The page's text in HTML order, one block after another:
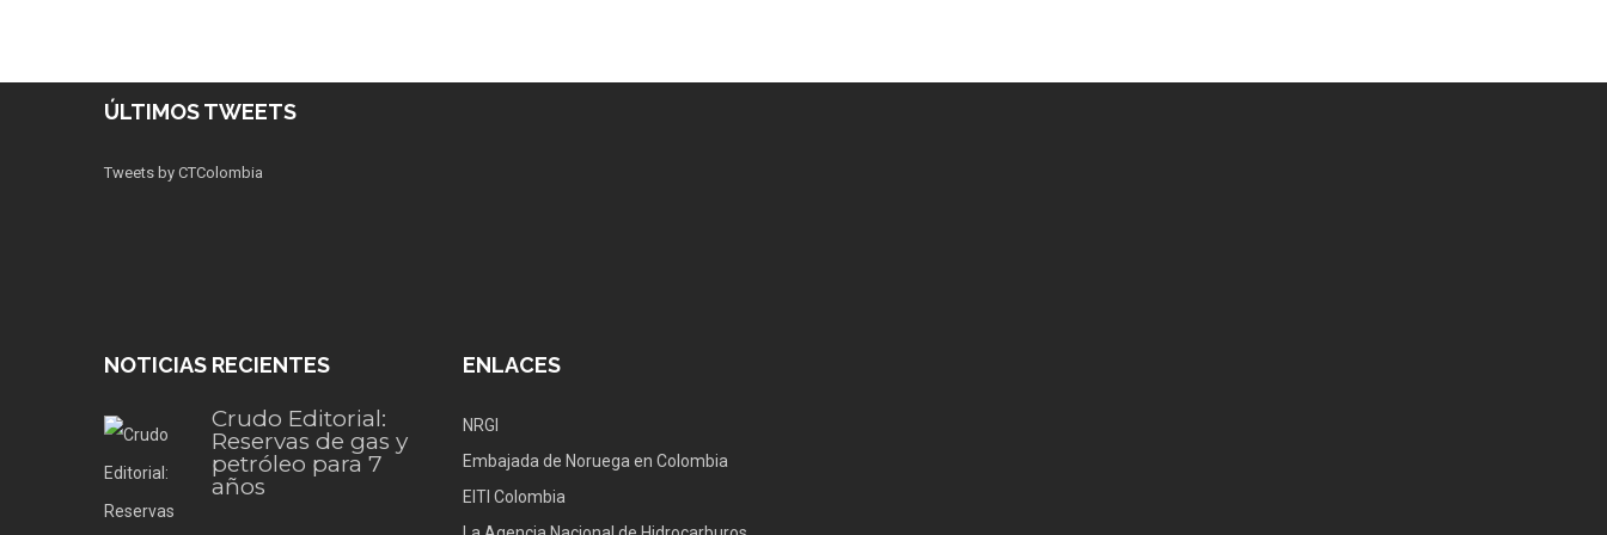
ÚLTIMOS TWEETS
Tweets by CTColombia
NOTICIAS RECIENTES
Crudo Editorial:
Reservas de gas y
petróleo para 7
años
ENLACES
NRGI
Embajada de Noruega en Colombia
EITI Colombia